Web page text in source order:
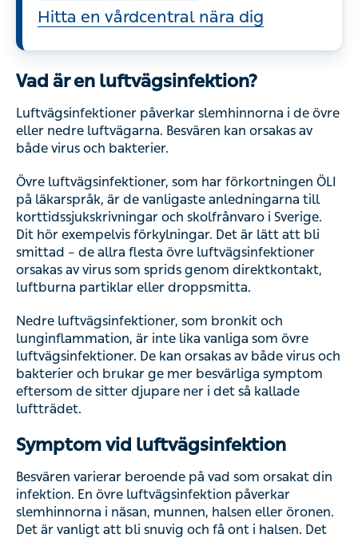
Hitta en vårdcentral nära dig
Vad är en luftvägsinfektion?
Luftvägsinfektioner påverkar slemhinnorna i de övre
eller nedre luftvägarna. Besvären kan orsakas av
både virus och bakterier.
Övre luftvägsinfektioner, som har förkortningen ÖLI
på läkarspråk, är de vanligaste anledningarna till
korttidssjukskrivningar och skolfrånvaro i Sverige.
Dit hör exempelvis förkylningar. Det är lätt att bli
smittad – de allra flesta övre luftvägsinfektioner
orsakas av virus som sprids genom direktkontakt,
luftburna partiklar eller droppsmitta.
Nedre luftvägsinfektioner, som bronkit och
lunginflammation, är inte lika vanliga som övre
luftvägsinfektioner. De kan orsakas av både virus och
bakterier och brukar ge mer besvärliga symptom
eftersom de sitter djupare ner i det så kallade
luftträdet.
Symptom vid luftvägsinfektion
Besvären varierar beroende på vad som orsakat din
infektion. En övre luftvägsinfektion påverkar
slemhinnorna i näsan, munnen, halsen eller öronen.
Det är vanligt att bli snuvig och få ont i halsen. Det